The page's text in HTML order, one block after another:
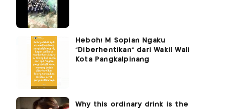
Heboh! M Sopian Ngaku
"Diberhentikan" dari Wakil Wali
Kota Pangkalpinang